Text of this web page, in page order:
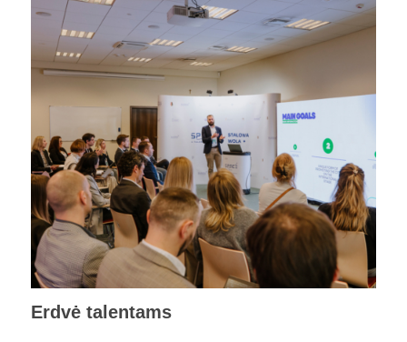
Erdvė talentams